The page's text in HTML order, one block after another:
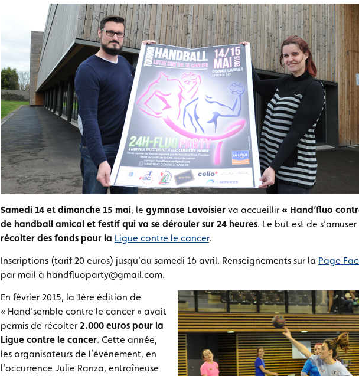
Samedi 14 et dimanche 15 mai, le gymnase Lavoisier va accueillir « Hand’fluo
de handball amical et festif qui va se dérouler sur 24 heures. Le but est de
récolter des fonds pour la Ligue contre le cancer.
Inscriptions (tarif 20 euros) jusqu’au samedi 16 avril. Renseignements sur la Page
par mail à handfluoparty@gmail.com.
En février 2015, la 1ère édition de
« Hand’semble contre le cancer » avait
permis de récolter2.000 euros pour la
Ligue contre le cancer. Cette année,
les organisateurs de l’événement, en
l’occurrence Julie Ranza, entraîneuse